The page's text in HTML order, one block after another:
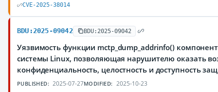
CVE-2025-38014
BDU:2025-09042 BDU:2025-09042
Уязвимость функции mctp_dump_addrinfo()
системы Linux, позволяющая нарушителю оказать
конфиденциальность, целостность и доступность
PUBLISHED: 2025-07-27MODIFIED: 2025-10-23